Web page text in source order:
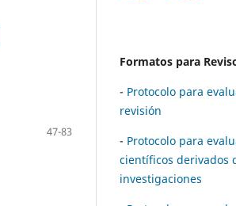
47-83
Formatos para
- Protocolo para
revisión
- Protocolo para
científicos derivados
investigaciones